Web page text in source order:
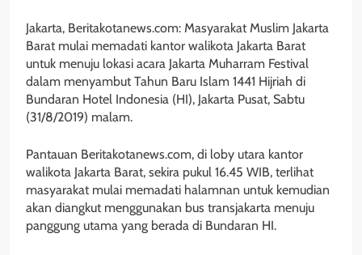
Jakarta, Beritakotanews.com: Masyarakat Muslim Jakarta
Barat mulai memadati kantor walikota Jakarta Barat
untuk menuju lokasi acara Jakarta Muharram Festival
dalam menyambut Tahun Baru Islam 1441 Hijriah di
Bundaran Hotel Indonesia (HI), Jakarta Pusat, Sabtu
(31/8/2019) malam.
Pantauan Beritakotanews.com, di loby utara kantor
walikota Jakarta Barat, sekira pukul 16.45 WIB, terlihat
masyarakat mulai memadati halamnan untuk kemudian
akan diangkut menggunakan bus transjakarta menuju
panggung utama yang berada di Bundaran HI.